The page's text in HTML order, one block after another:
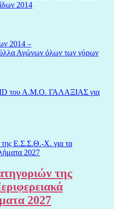
2014
2014 –
Αγώνων όλων των γύρων
του Α.Μ.Ο. ΓΑΛΑΞΙΑΣ για
της
2027